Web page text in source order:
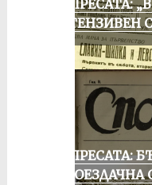
ОТ ПРЕСАТА:
ИНТЕНЗИВЕН
ОТ ПРЕСАТА:
КОЛОЕЗДАЧНА